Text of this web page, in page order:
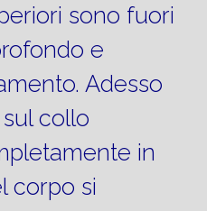
sono fuori
e
Adesso
collo
in
corpo si